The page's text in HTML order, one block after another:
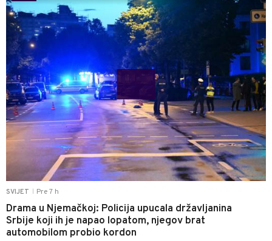
SVIJET Pre 7 h
Drama u Njemačkoj: Policija upucala državljanina
Srbije koji ih je napao lopatom, njegov brat
automobilom probio kordon